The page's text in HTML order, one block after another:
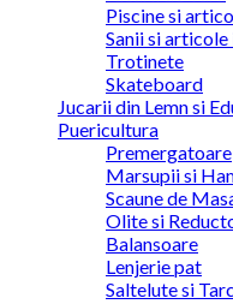
Piscine si
Sanii si articole
Trotinete
Skateboard
Jucarii din Lemn si
Puericultura
Premergatoare
Marsupii si
Scaune de
Olite si
Balansoare
Lenjerie pat
Saltelute si